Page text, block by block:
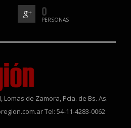
0
PERSONAS
Lomas de Zamora, Pcia. de Bs. As.
Tel: 54-11-4283-0062